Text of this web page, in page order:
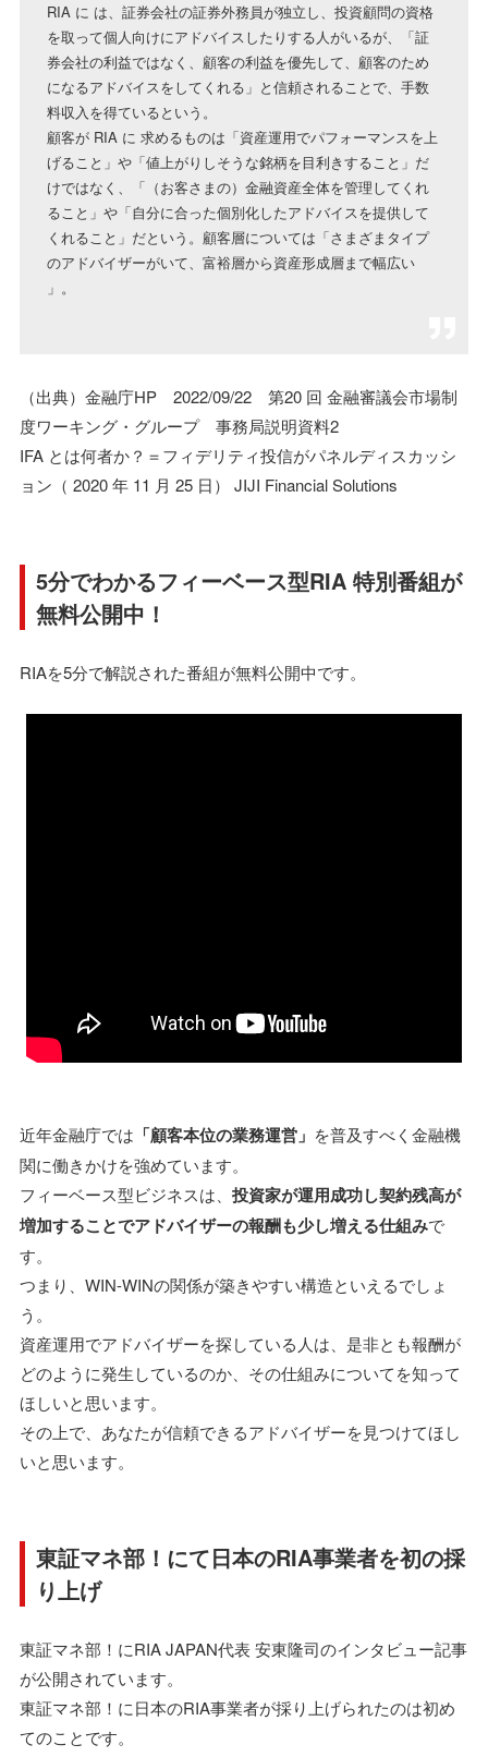
RIA に は、証券会社の証券外務員が独立し、投資顧問の資格
を取って個人向けにアドバイスしたりする人がいるが、「証
券会社の利益ではなく、顧客の利益を優先して、顧客のため
になるアドバイスをしてくれる」と信頼されることで、手数
料収入を得ているという。
顧客が RIA に 求めるものは「資産運用でパフォーマンスを上
げること」や「値上がりしそうな銘柄を目利きすること」だ
けではなく、「（お客さまの）金融資産全体を管理してくれ
ること」や「自分に合った個別化したアドバイスを提供して
くれること」だという。顧客層については「さまざまタイプ
のアドバイザーがいて、富裕層から資産形成層まで幅広い
」。
（出典）金融庁HP 2022/09/22 第20 回 金融審議会市場制
度ワーキング・グループ 事務局説明資料2
IFA とは何者か？＝フィデリティ投信がパネルディスカッシ
ョン（ 2020 年 11 月 25 日） JIJI Financial Solutions
5分でわかるフィーベース型RIA 特別番組が
無料公開中！
RIAを5分で解説された番組が無料公開中です。
近年金融庁では 「顧客本位の業務運営」 を普及すべく金融機
関に働きかけを強めています。
フィーベース型ビジネスは、 投資家が運用成功し契約残高が
増加することでアドバイザーの報酬も少し増える仕組みで
す。
つまり、WIN-WINの関係が築きやすい構造といえるでしょ
う。
資産運用でアドバイザーを探している人は、是非とも報酬が
どのように発生しているのか、その仕組みについてを知って
ほしいと思います。
その上で、あなたが信頼できるアドバイザーを見つけてほし
いと思います。
東証マネ部！にて日本のRIA事業者を初の採
り上げ
東証マネ部！にRIA JAPAN代表 安東隆司のインタビュー記事
が公開されています。
東証マネ部！に日本のRIA事業者が採り上げられたのは初め
てのことです。